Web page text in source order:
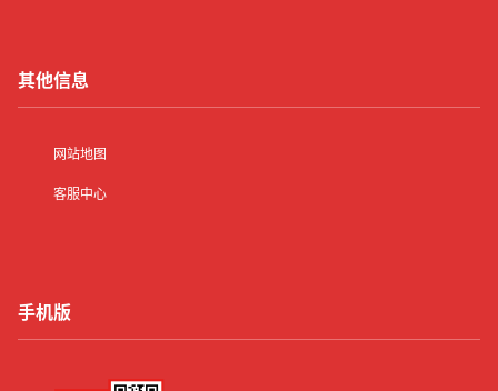
其他信息
网站地图
客服中心
手机版